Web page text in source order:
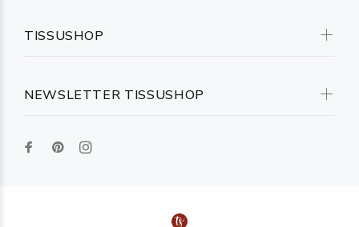
NEWSLETTER TISSUSHOP
TISSUSHOP